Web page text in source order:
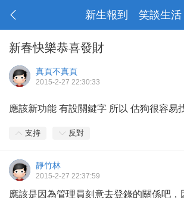
新生報到 笑談生活
新春快樂恭喜發財
真頁不真頁
2015-2-27 22:30:33
應該新功能 有設關鍵字 所以 估狗很容易
支持 反對
靜竹林
2015-2-27 22:37:59
應該是因為管理員刻意去登錄的關係吧，